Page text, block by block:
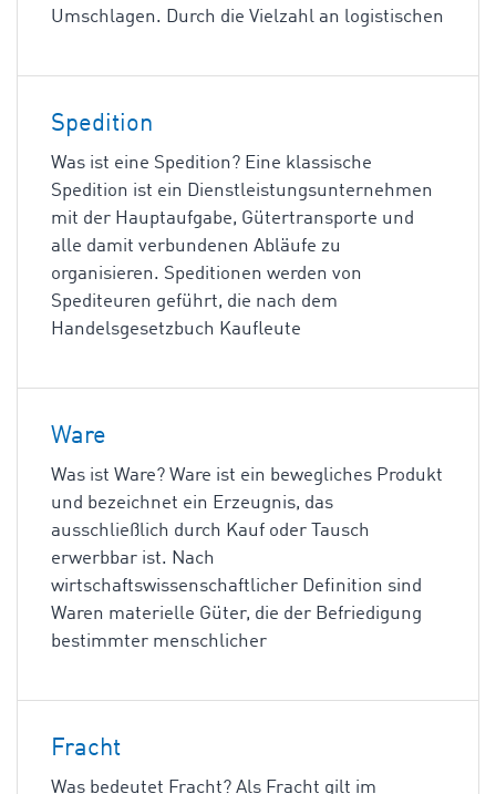
Umschlagen. Durch die Vielzahl an logistischen
Spedition
Was ist eine Spedition? Eine klassische
Spedition ist ein Dienstleistungsunternehmen
mit der Hauptaufgabe, Gütertransporte und
alle damit verbundenen Abläufe zu
organisieren. Speditionen werden von
Spediteuren geführt, die nach dem
Handelsgesetzbuch Kaufleute
Ware
Was ist Ware? Ware ist ein bewegliches Produkt
und bezeichnet ein Erzeugnis, das
ausschließlich durch Kauf oder Tausch
erwerbbar ist. Nach
wirtschaftswissenschaftlicher Definition sind
Waren materielle Güter, die der Befriedigung
bestimmter menschlicher
Fracht
Was bedeutet Fracht? Als Fracht gilt im